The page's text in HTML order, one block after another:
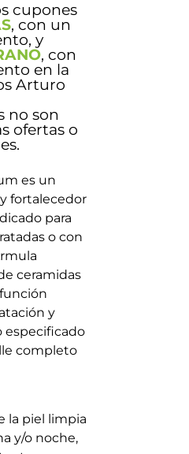
cupones
, con un
y
, con
en la
Arturo
no son
ofertas o
es un
fortalecedor
para
o con
ceramidas
y
especificado
completo
la piel limpia
y/o noche,